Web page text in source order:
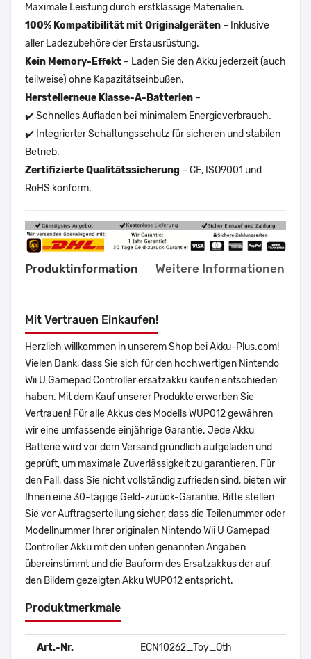
Maximale Leistung durch erstklassige Materialien.
100% Kompatibilität mit Originalgeräten – Inklusive
aller Ladezubehöre der Erstausrüstung.
Kein Memory-Effekt – Laden Sie den Akku jederzeit (auch
teilweise) ohne Kapazitätseinbußen.
Herstellerneue Klasse-A-Batterien –
✔️ Schnelles Aufladen bei minimalem Energieverbrauch.
✔️ Integrierter Schaltungsschutz für sicheren und stabilen
Betrieb.
Zertifizierte Qualitätssicherung – CE, ISO9001 und
RoHS konform.
Produktinformation Weitere Informationen
Mit Vertrauen Einkaufen!
Herzlich willkommen in unserem Shop bei Akku-Plus.com!
Vielen Dank, dass Sie sich für den hochwertigen Nintendo
Wii U Gamepad Controller ersatzakku kaufen entschieden
haben. Mit dem Kauf unserer Produkte erwerben Sie
Vertrauen! Für alle Akkus des Modells WUP012 gewähren
wir eine umfassende einjährige Garantie. Jede Akku
Batterie wird vor dem Versand gründlich aufgeladen und
geprüft, um maximale Zuverlässigkeit zu garantieren. Für
den Fall, dass Sie nicht vollständig zufrieden sind, bieten wir
Ihnen eine 30-tägige Geld-zurück-Garantie. Bitte stellen
Sie vor Auftragserteilung sicher, dass die Teilenummer oder
Modellnummer Ihrer originalen Nintendo Wii U Gamepad
Controller Akku mit den unten genannten Angaben
übereinstimmt und die Bauform des Ersatzakkus der auf
den Bildern gezeigten Akku WUP012 entspricht.
Produktmerkmale
Art.-Nr. ECN10262_Toy_Oth